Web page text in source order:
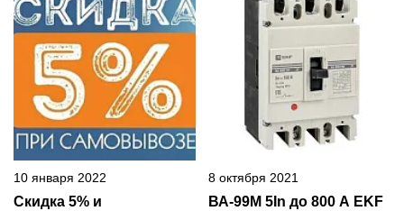
10 января 2022
Скидка 5% и
8 октября 2021
ВА-99М 5In до 800 А EKF